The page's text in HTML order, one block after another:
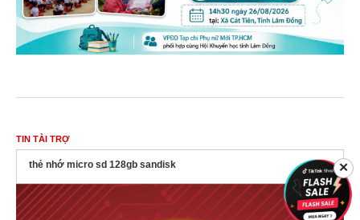
TIN TÀI TRỢ
thẻ nhớ micro sd 128gb sandisk ✕